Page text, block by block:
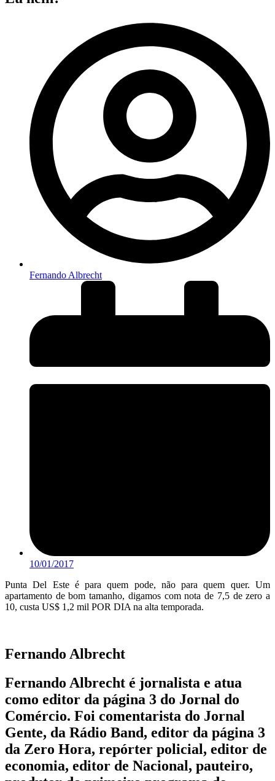
Fernando Albrecht
10/01/2017
Punta Del Este é para quem pode, não para quem quer. Um
apartamento de bom tamanho, digamos com nota de 7,5 de zero a
10, custa US$ 1,2 mil POR DIA na alta temporada.
Fernando Albrecht
Fernando Albrecht é jornalista e atua
como editor da página 3 do Jornal do
Comércio. Foi comentarista do Jornal
Gente, da Rádio Band, editor da página 3
da Zero Hora, repórter policial, editor de
economia, editor de Nacional, pauteiro,